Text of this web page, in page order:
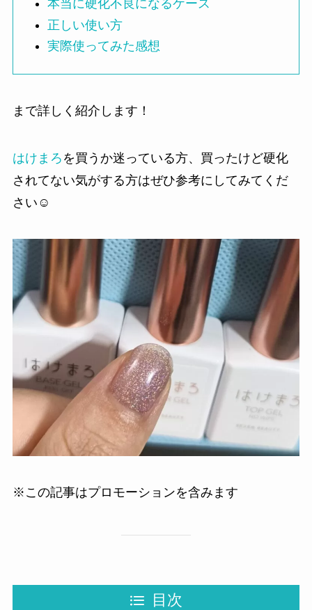
本当に硬化不良になるケース
正しい使い方
実際使ってみた感想
まで詳しく紹介します！
はけまろ を買うか迷っている方、買ったけど硬化
されてない気がする方はぜひ参考にしてみてくだ
さい☺
※この記事はプロモーションを含みます
目次